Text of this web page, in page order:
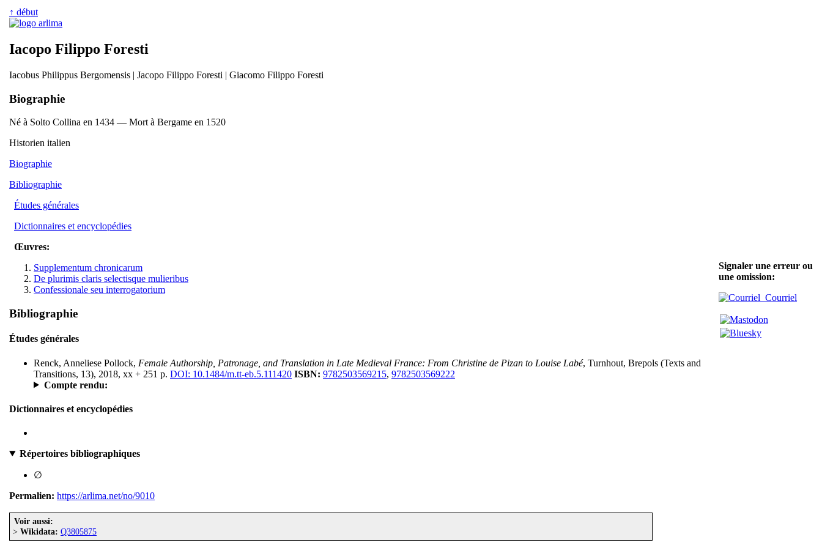
↑ début
Iacopo Filippo Foresti
Iacobus Philippus Bergomensis | Jacopo Filippo Foresti | Giacomo Filippo Foresti
Biographie
Né à Solto Collina en 1434 — Mort à Bergame en 1520
Historien italien
Biographie
Bibliographie
Études générales
Dictionnaires et encyclopédies
Œuvres:
Supplementum chronicarum
De plurimis claris selectisque mulieribus
Confessionale seu interrogatorium
Bibliographie
Études générales
Renck, Anneliese Pollock, Female Authorship, Patronage, and Translation in Late Medieval France: From Christine de Pizan to Louise Labé, Turnhout, Brepols (Texts and
Transitions, 13), 2018, xx + 251 p. DOI: 10.1484/m.tt-eb.5.111420 ISBN: 9782503569215, 9782503569222
Compte rendu:
Dictionnaires et encyclopédies
Répertoires bibliographiques
∅
Permalien: https://arlima.net/no/9010
Voir aussi:
> Wikidata: Q3805875
Signaler une erreur ou
une omission:
Courriel